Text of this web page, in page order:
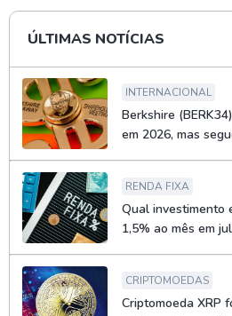
ÚLTIMAS NOTÍCIAS
INTERNACIONAL
Berkshire
em 2026, mas
RENDA FIXA
Qual investimento
1,5% ao mês em
CRIPTOMOEDAS
Criptomoeda XRP